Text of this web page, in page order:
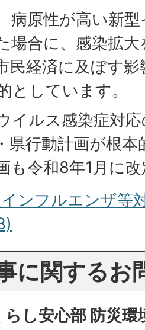
病原性が高い新
場合に、感染拡
民経済に及ぼす
としています。
イルス感染症対
県行動計画が根
も令和8年1月に
ンフルエンザ等
に関するお
し安心部 防災環